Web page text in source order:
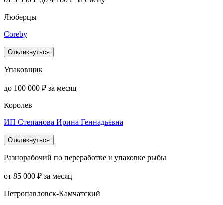
Люберцы
Coreby
Откликнуться
Упаковщик
до 100 000 ₽ за месяц
Королёв
ИП Степанова Ирина Геннадьевна
Откликнуться
Разнорабочий по переработке и упаковке рыбы
от 85 000 ₽ за месяц
Петропавловск-Камчатский